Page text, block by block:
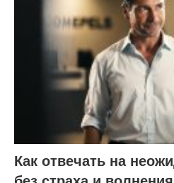
Как отвечать на